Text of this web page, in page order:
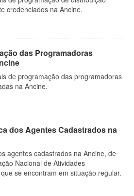
credenciados na Ancine.
das Programadoras
de programação das programadoras
na Ancine.
dos Agentes Cadastrados na
agentes cadastrados na Ancine, de
Nacional de Atividades
se encontram em situação regular.